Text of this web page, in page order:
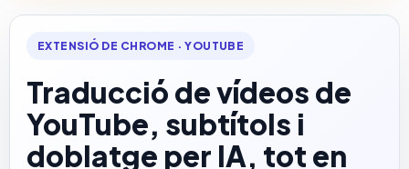
EXTENSIÓ DE CHROME · YOUTUBE
Traducció de vídeos de
YouTube, subtítols i
doblatge per IA, tot en